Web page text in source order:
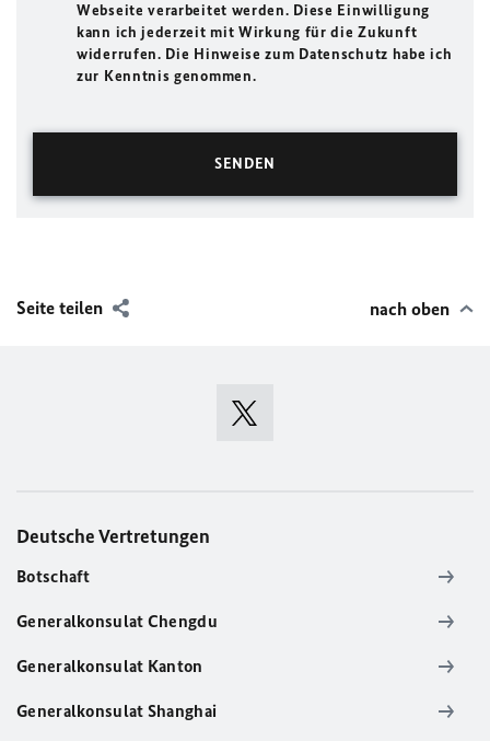
Webseite verarbeitet werden. Diese Einwilligung
kann ich jederzeit mit Wirkung für die Zukunft
widerrufen. Die Hinweise zum Datenschutz habe ich
zur Kenntnis genommen.
Seite teilen nach oben
Deutsche Vertretungen
Botschaft
Generalkonsulat Chengdu
Generalkonsulat Kanton
Generalkonsulat Shanghai